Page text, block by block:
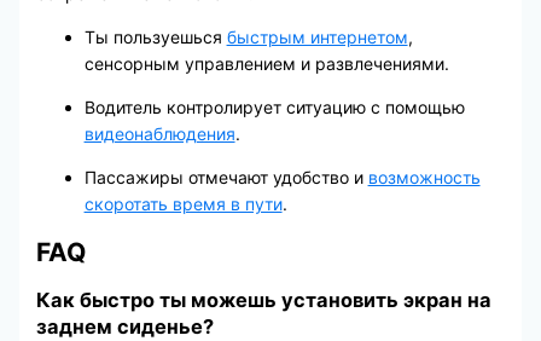
Ты пользуешься быстрым интернетом,
сенсорным управлением и развлечениями.
Водитель контролирует ситуацию с помощью
видеонаблюдения.
Пассажиры отмечают удобство и возможность
скоротать время в пути.
FAQ
Как быстро ты можешь установить экран на
заднем сиденье?